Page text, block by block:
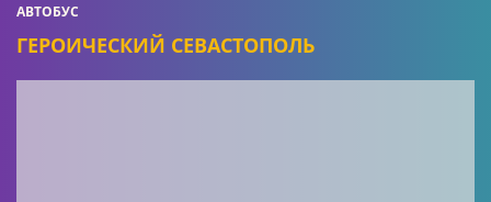
АВТОБУС
ГЕРОИЧЕСКИЙ СЕВАСТОПОЛЬ